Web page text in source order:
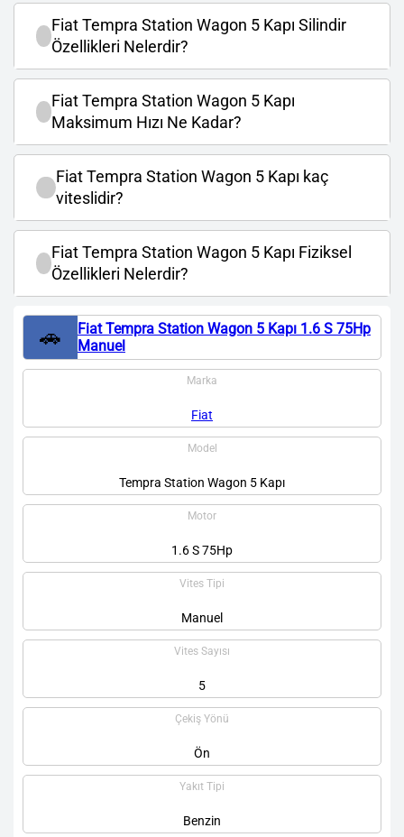
Fiat Tempra Station Wagon 5 Kapı Silindir
Özellikleri Nelerdir?
Fiat Tempra Station Wagon 5 Kapı
Maksimum Hızı Ne Kadar?
Fiat Tempra Station Wagon 5 Kapı kaç
viteslidir?
Fiat Tempra Station Wagon 5 Kapı Fiziksel
Özellikleri Nelerdir?
🚗
Fiat Tempra Station Wagon 5 Kapı 1.6 S 75Hp
Manuel
Marka
Fiat
Model
Tempra Station Wagon 5 Kapı
Motor
1.6 S 75Hp
Vites Tipi
Manuel
Vites Sayısı
5
Çekiş Yönü
Ön
Yakıt Tipi
Benzin